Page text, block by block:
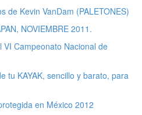
de Kevin VanDam (PALETONES)
NOVIEMBRE 2011.
VI Campeonato Nacional de
tu KAYAK, sencillo y barato, para
en México 2012